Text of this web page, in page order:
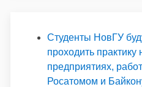
Студенты НовГУ
проходить практику
предприятиях,
Росатомом и